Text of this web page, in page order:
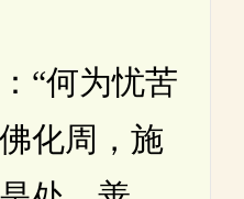
何为忧苦
化周，施